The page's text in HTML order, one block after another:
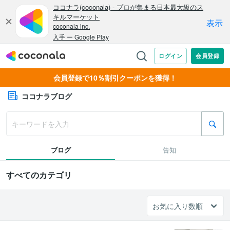
会員登録で10％割引クーポンを獲得！
ココナラブログ
ブログ 告知
すべてのカテゴリ